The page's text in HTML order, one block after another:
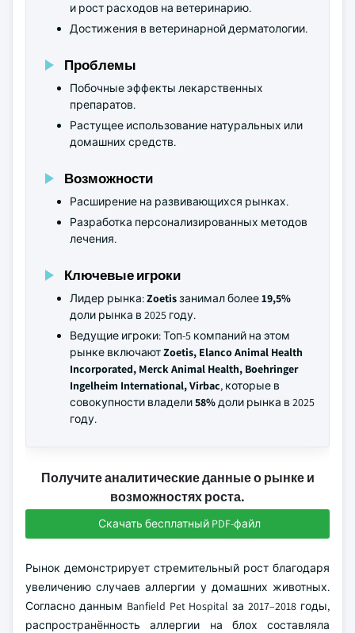
и рост расходов на ветеринарию.
Достижения в ветеринарной дерматологии.
Проблемы
Побочные эффекты лекарственных
препаратов.
Растущее использование натуральных или
домашних средств.
Возможности
Расширение на развивающихся рынках.
Разработка персонализированных методов
лечения.
Ключевые игроки
Лидер рынка:Zoetisзанимал более19,5%
доли рынка в 2025 году.
Ведущие игроки: Топ-5 компаний на этом
рынке включаютZoetis, Elanco Animal Health
Incorporated, Merck Animal Health, Boehringer
Ingelheim International, Virbac, которые в
совокупности владели58%доли рынка в 2025
году.
Получите аналитические данные о рынке и
возможностях роста.
Скачать бесплатный PDF-файл
Рынок демонстрирует стремительный рост благодаря
увеличению случаев аллергии у домашних животных.
Согласно данным Banfield Pet Hospital за 2017–2018 годы,
распространённость аллергии на блох составляла